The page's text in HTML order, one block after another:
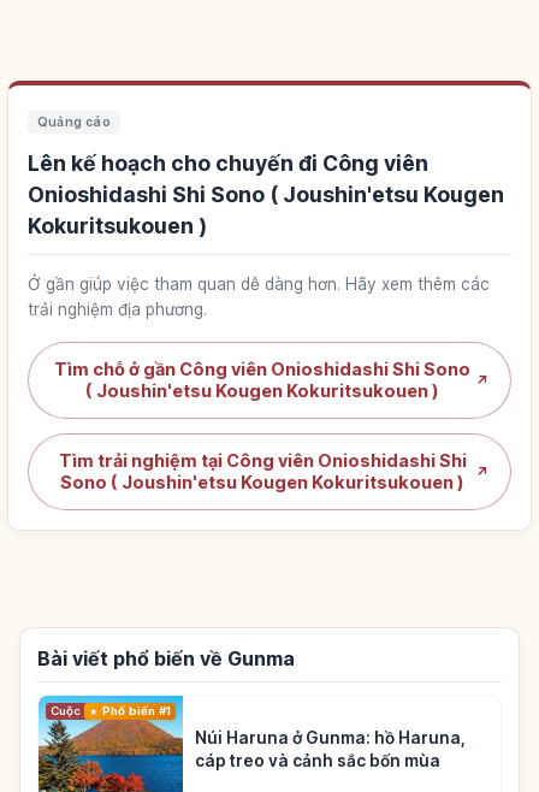
Quảng cáo
Lên kế hoạch cho chuyến đi Công viên
Onioshidashi Shi Sono ( Joushin'etsu Kougen
Kokuritsukouen )
Ở gần giúp việc tham quan dễ dàng hơn. Hãy xem thêm các
trải nghiệm địa phương.
Tìm chỗ ở gần Công viên Onioshidashi Shi Sono
( Joushin'etsu Kougen Kokuritsukouen )
↗
Tìm trải nghiệm tại Công viên Onioshidashi Shi
Sono ( Joushin'etsu Kougen Kokuritsukouen )
↗
Bài viết phổ biến về Gunma
Cuộc sốngPhổ biến #1
Núi Haruna ở Gunma: hồ Haruna,
cáp treo và cảnh sắc bốn mùa